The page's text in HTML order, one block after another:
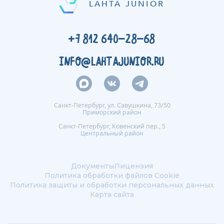
LAHTA JUNIOR
+7 812 640-28-68
INFO@LAHTAJUNIOR.RU
Санкт-Петербург, ул. Савушкина, 73/50
Приморский район
Санкт-Петербург, Ковенский пер., 5
Центральный район
ДокументыЛицензия
Политика обработки файлов Сookie
Политика защиты и обработки персональных данных
Карта сайта